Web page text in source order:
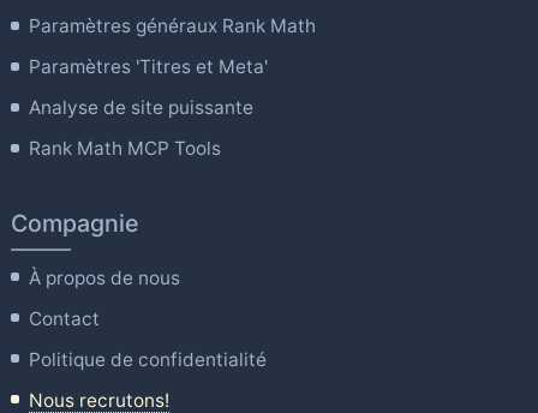
Paramètres généraux Rank Math
Paramètres 'Titres et Meta'
Analyse de site puissante
Rank Math MCP Tools
Compagnie
À propos de nous
Contact
Politique de confidentialité
Nous recrutons!